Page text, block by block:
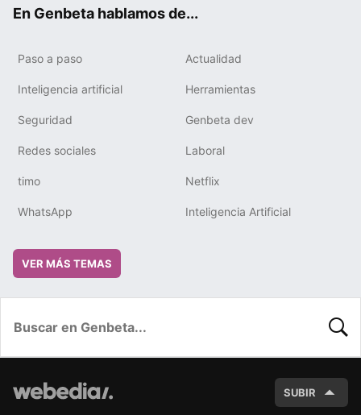
En Genbeta hablamos de...
Paso a paso Actualidad
Inteligencia artificial Herramientas
Seguridad Genbeta dev
Redes sociales Laboral
timo Netflix
WhatsApp Inteligencia Artificial
VER MÁS TEMAS
SUBIR